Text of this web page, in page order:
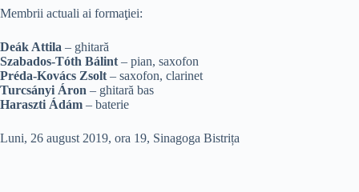
Membrii actuali ai formaţiei:
Deák Attila – ghitară
Szabados-Tóth Bálint – pian, saxofon
Préda-Kovács Zsolt – saxofon, clarinet
Turcsányi Áron – ghitară bas
Haraszti Ádám – baterie
Luni, 26 august 2019, ora 19, Sinagoga Bistrița